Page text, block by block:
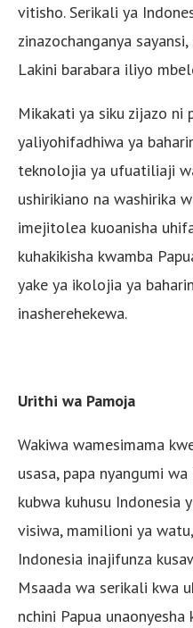
vitisho. Serikali ya
zinazochanganya
Lakini barabara iliyo
Mikakati ya siku zijazo ni
yaliyohifadhiwa ya
teknolojia ya ufuatiliaji
ushirikiano na washirika
imejitolea kuoanisha
kuhakikisha kwamba
yake ya ikolojia ya
inasherehekewa.
Urithi wa Pamoja
Wakiwa wamesimama
usasa, papa nyangumi
kubwa kuhusu Indonesia
visiwa, mamilioni ya
Indonesia inajifunza
Msaada wa serikali kwa
nchini Papua